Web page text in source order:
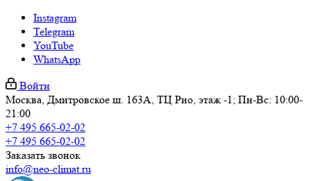
Instagram
Telegram
YouTube
WhatsApp
Войти
Москва, Дмитровское ш. 163А, ТЦ Рио, этаж -1; Пн-Вс: 10:00-
21:00
+7 495 665-02-02
+7 495 665-02-02
Заказать звонок
info@neo-climat.ru